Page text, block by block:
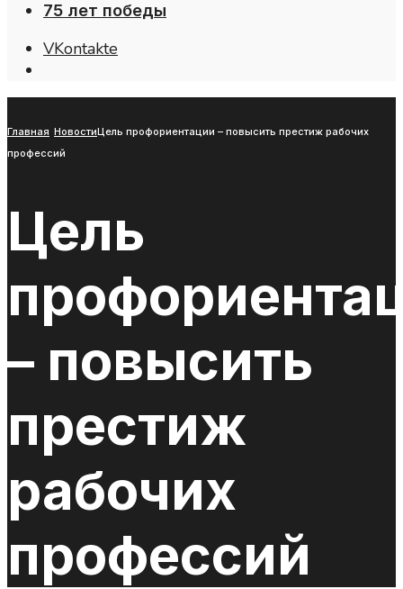
75 лет победы
VKontakte
Главная НовостиЦель профориентации – повысить престиж рабочих
профессий
Цель
– повысить
престиж
рабочих
профессий